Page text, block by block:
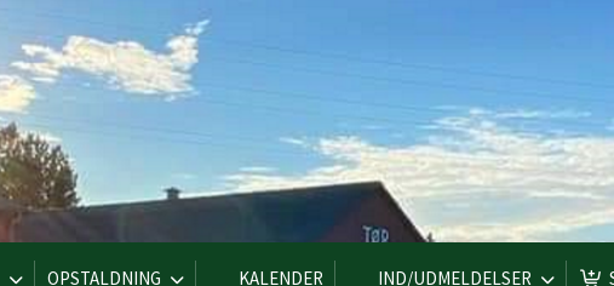
OPSTALDNING KALENDER IND/UDMELDELSER